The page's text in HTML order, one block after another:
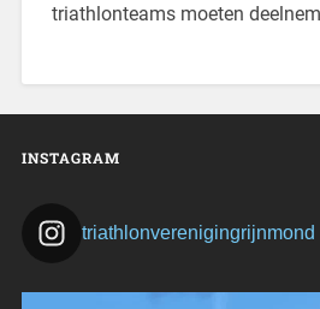
triathlonteams moeten
INSTAGRAM
triathlonverenigingrijnmond